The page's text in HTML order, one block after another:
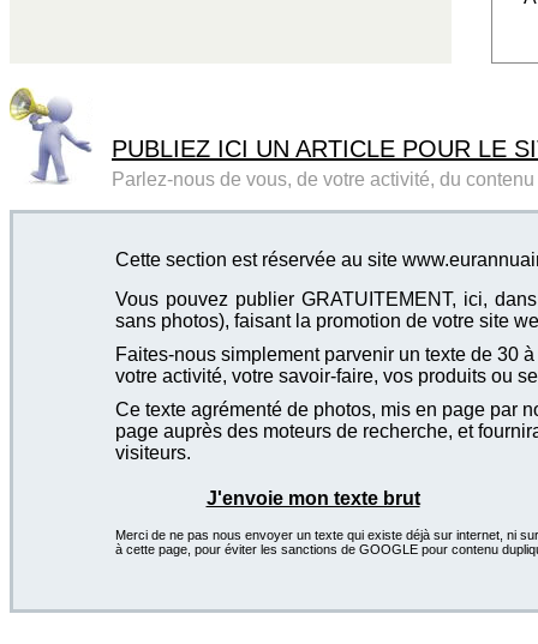
PUBLIEZ ICI UN ARTICLE POUR LE
Parlez-nous de vous, de votre activité, du
Cette section est réservée au site
Vous pouvez publier GRATUITEMENT, ici,
sans photos), faisant la promotion de votre site
Faites-nous simplement parvenir un texte de 30
votre activité, votre savoir-faire, vos produits ou
Ce texte agrémenté de photos, mis en page par
page auprès des moteurs de recherche, et
visiteurs.
J'envoie mon texte brut
Merci de ne pas nous envoyer un texte qui existe déjà sur internet, ni
à cette page, pour éviter les sanctions de GOOGLE pour contenu